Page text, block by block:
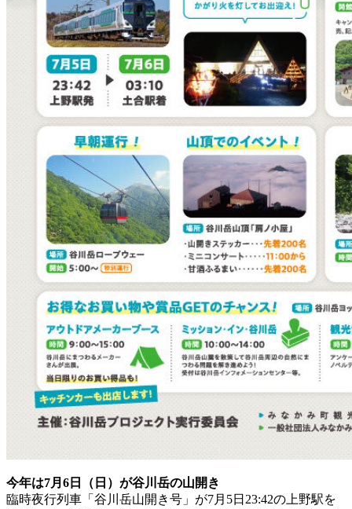
今年は7月6日（日）が谷川岳の山開き
臨時夜行列車「谷川岳山開き号」が7月5日23:42の上野駅を